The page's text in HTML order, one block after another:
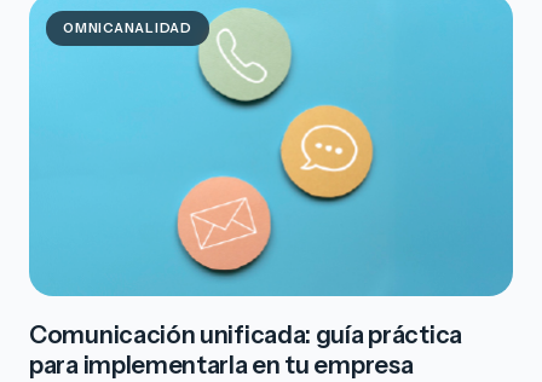
OMNICANALIDAD
Comunicación unificada: guía práctica
para implementarla en tu empresa